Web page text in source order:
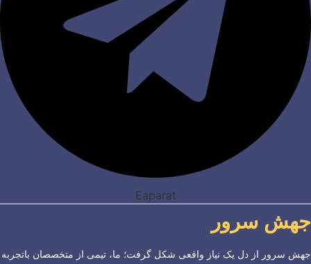
Eaparat
جهش سرور
جهش سرور از دل یک نیاز واقعی شکل گرفت؛ ما، تیمی از متخصصان باتجربه